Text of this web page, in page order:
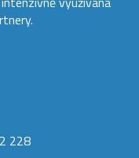
228